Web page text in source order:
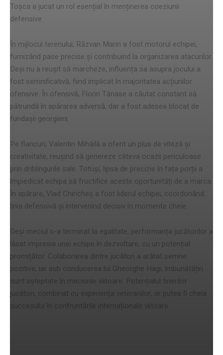
Toșca a jucat un rol esențial în menținerea coeziunii
defensive.
În mijlocul terenului, Răzvan Marin a fost motorul echipei,
furnizând pase precise și contribuind la organizarea atacurilor.
Deși nu a reușit să marcheze, influența sa asupra jocului a
fost semnificativă, fiind implicat în majoritatea acțiunilor
ofensive. În ofensivă, Florin Tănase a căutat constant să
pătrundă în apărarea adversă, dar a fost adesea blocat de
fundașii georgieni.
Pe flancuri, Valentin Mihăilă a oferit un plus de viteză și
creativitate, reușind să genereze câteva ocazii periculoase
prin driblingurile sale. Totuși, lipsa de precizie în fața porții a
împiedicat echipa să fructifice aceste oportunități de a marca.
În apărare, Vlad Chiricheș a fost liderul echipei, coordonând
linia defensivă și intervenind decisiv în momente cheie.
Deși meciul s-a terminat la egalitate, performanța jucătorilor a
lăsat impresia unei echipe în dezvoltare, cu un potențial
promițător. Colaborarea dintre jucători a arătat semne
pozitive, iar sub conducerea lui Gheorghe Hagi, îmbunătățiri
sunt așteptate în meciurile viitoare. Potențialul tinerilor